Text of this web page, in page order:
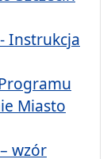
Instrukcja
Miasto
wzór